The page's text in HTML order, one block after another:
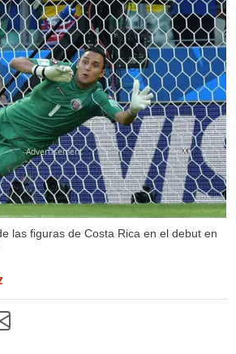
las figuras de Costa Rica en el debut en
X